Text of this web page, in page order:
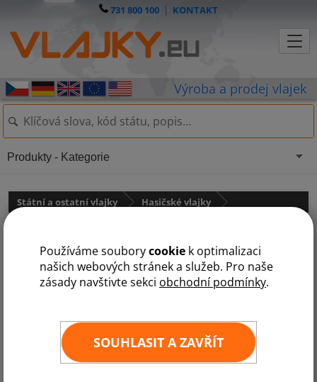
Používáme souborycookie k optimalizaci
našich webových stránek a služeb. Pro naše
zásady navštivte sekci obchodní podmínky.
SOUHLASIT A ZAVŘÍT
731 800 100 | KONTAKT
Státní a ostatní vlajky Hasičské vlajky
modrá
Produkty - Kategorie